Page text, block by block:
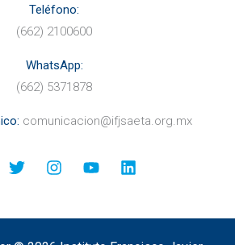
Teléfono:
(662) 2100600
WhatsApp:
(662) 5371878
comunicacion@ifjsaeta.org.mx